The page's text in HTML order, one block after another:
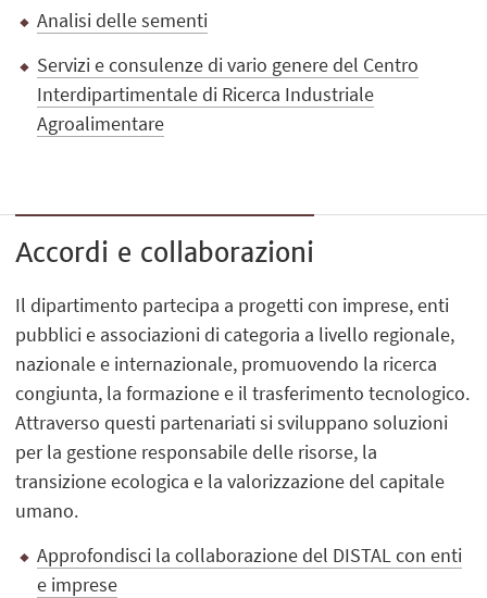
Analisi delle sementi
Servizi e consulenze di vario genere del Centro
Interdipartimentale di Ricerca Industriale
Agroalimentare
Accordi e collaborazioni
Il dipartimento partecipa a progetti con imprese, enti
pubblici e associazioni di categoria a livello regionale,
nazionale e internazionale, promuovendo la ricerca
congiunta, la formazione e il trasferimento tecnologico.
Attraverso questi partenariati si sviluppano soluzioni
per la gestione responsabile delle risorse, la
transizione ecologica e la valorizzazione del capitale
umano.
Approfondisci la collaborazione del DISTAL con enti
e imprese